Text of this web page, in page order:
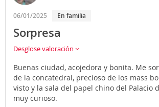
06/01/2025 En familia
Sorpresa
Desglose valoración
Buenas ciudad, acojedora y bonita. Me
de la concatedral, precioso de los mass
visto y la sala del papel chino del Palacio
muy curioso.